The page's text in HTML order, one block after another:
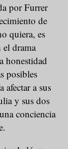
por Furrer
de
quiera, es
el drama
honestidad
posibles
afectar a sus
y sus dos
conciencia